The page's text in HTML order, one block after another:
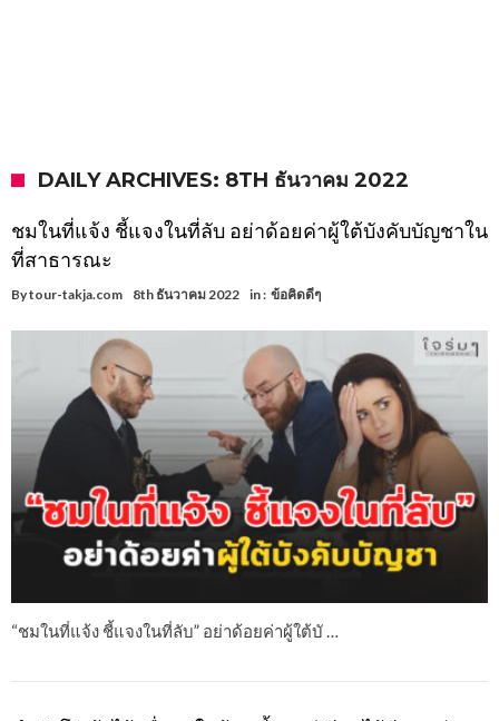
DAILY ARCHIVES: 8TH ธันวาคม 2022
ชมในที่แจ้ง ชี้แจงในที่ลับ อย่าด้อยค่าผู้ใต้บังคับบัญชาใน
ที่สาธารณะ
Bytour-takja.com 8th ธันวาคม 2022 in : ข้อคิดดีๆ
“ชมในที่แจ้ง ชี้แจงในที่ลับ” อย่าด้อยค่าผู้ใต้บั …